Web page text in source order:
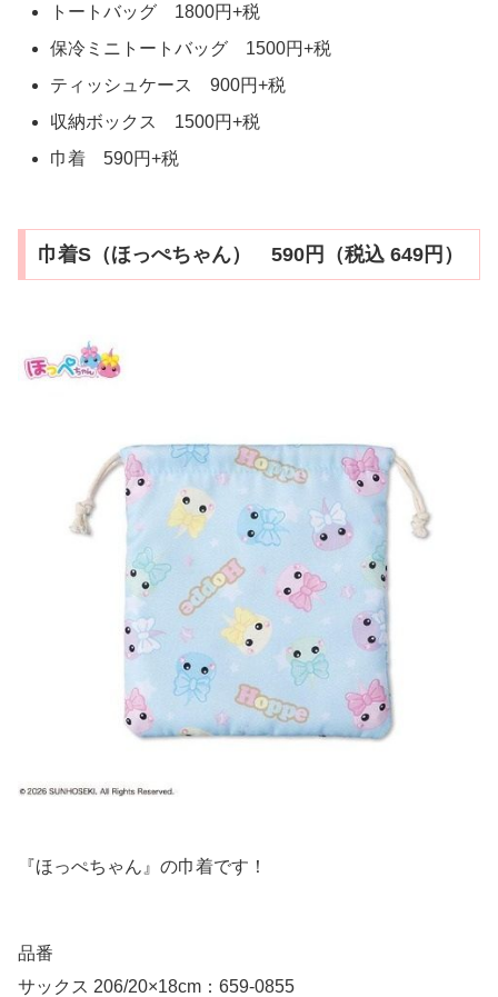
トートバッグ 1800円+税
保冷ミニトートバッグ 1500円+税
ティッシュケース 900円+税
収納ボックス 1500円+税
巾着 590円+税
巾着S（ほっぺちゃん） 590円（税込 649円）
『ほっぺちゃん』の巾着です！
品番
サックス 206/20×18cm：659-0855